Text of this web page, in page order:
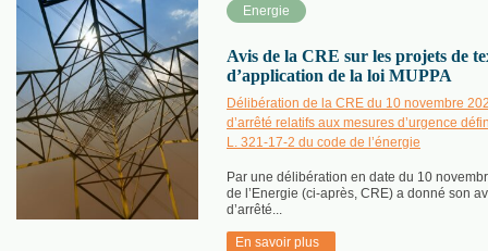
Energie
Avis de la CRE sur les projets de
d’application de la loi MUPPA
Délibération de la CRE du 10 novembre
d’arrêté relatifs aux mesures d’urgence
L. 321-17-2 du code de l’énergie
Par une délibération en date du 10
de l’Energie (ci-après, CRE) a donné son
d’arrêté...
En savoir plus